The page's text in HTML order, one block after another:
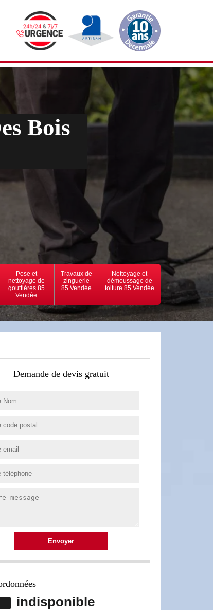
Bois
Pose et
nettoyage de
gouttières 85
Vendée
Travaux de
zinguerie
85 Vendée
Nettoyage et
démoussage de
toiture 85 Vendée
Demande de devis gratuit
indisponible